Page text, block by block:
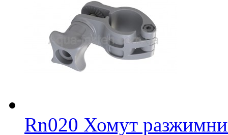
Rn020 Хомут